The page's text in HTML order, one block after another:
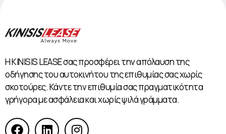
Η KINISIS LEASE σας προσφέρει την απόλαυση της
οδήγησης του αυτοκινήτου της επιθυμίας σας χωρίς
σκοτούρες. Κάντε την επιθυμία σας πραγματικότητα
γρήγορα με ασφάλεια και χωρίς ψιλά γράμματα.